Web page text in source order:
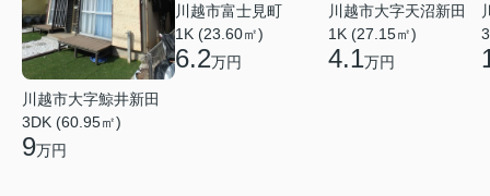
川越市大字鯨井新田
3DK (60.95㎡)
9万円
川越市富士見町
1K (23.60㎡)
6.2万円
川越市大字天沼新田
1K (27.15㎡)
4.1万円